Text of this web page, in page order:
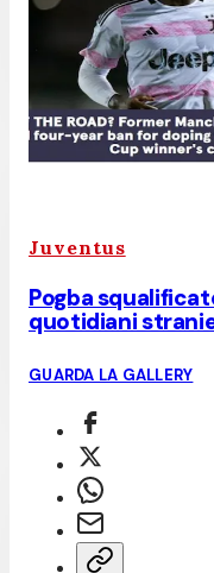
Juventus
Pogba
quotidiani
GUARDA LA GALLERY